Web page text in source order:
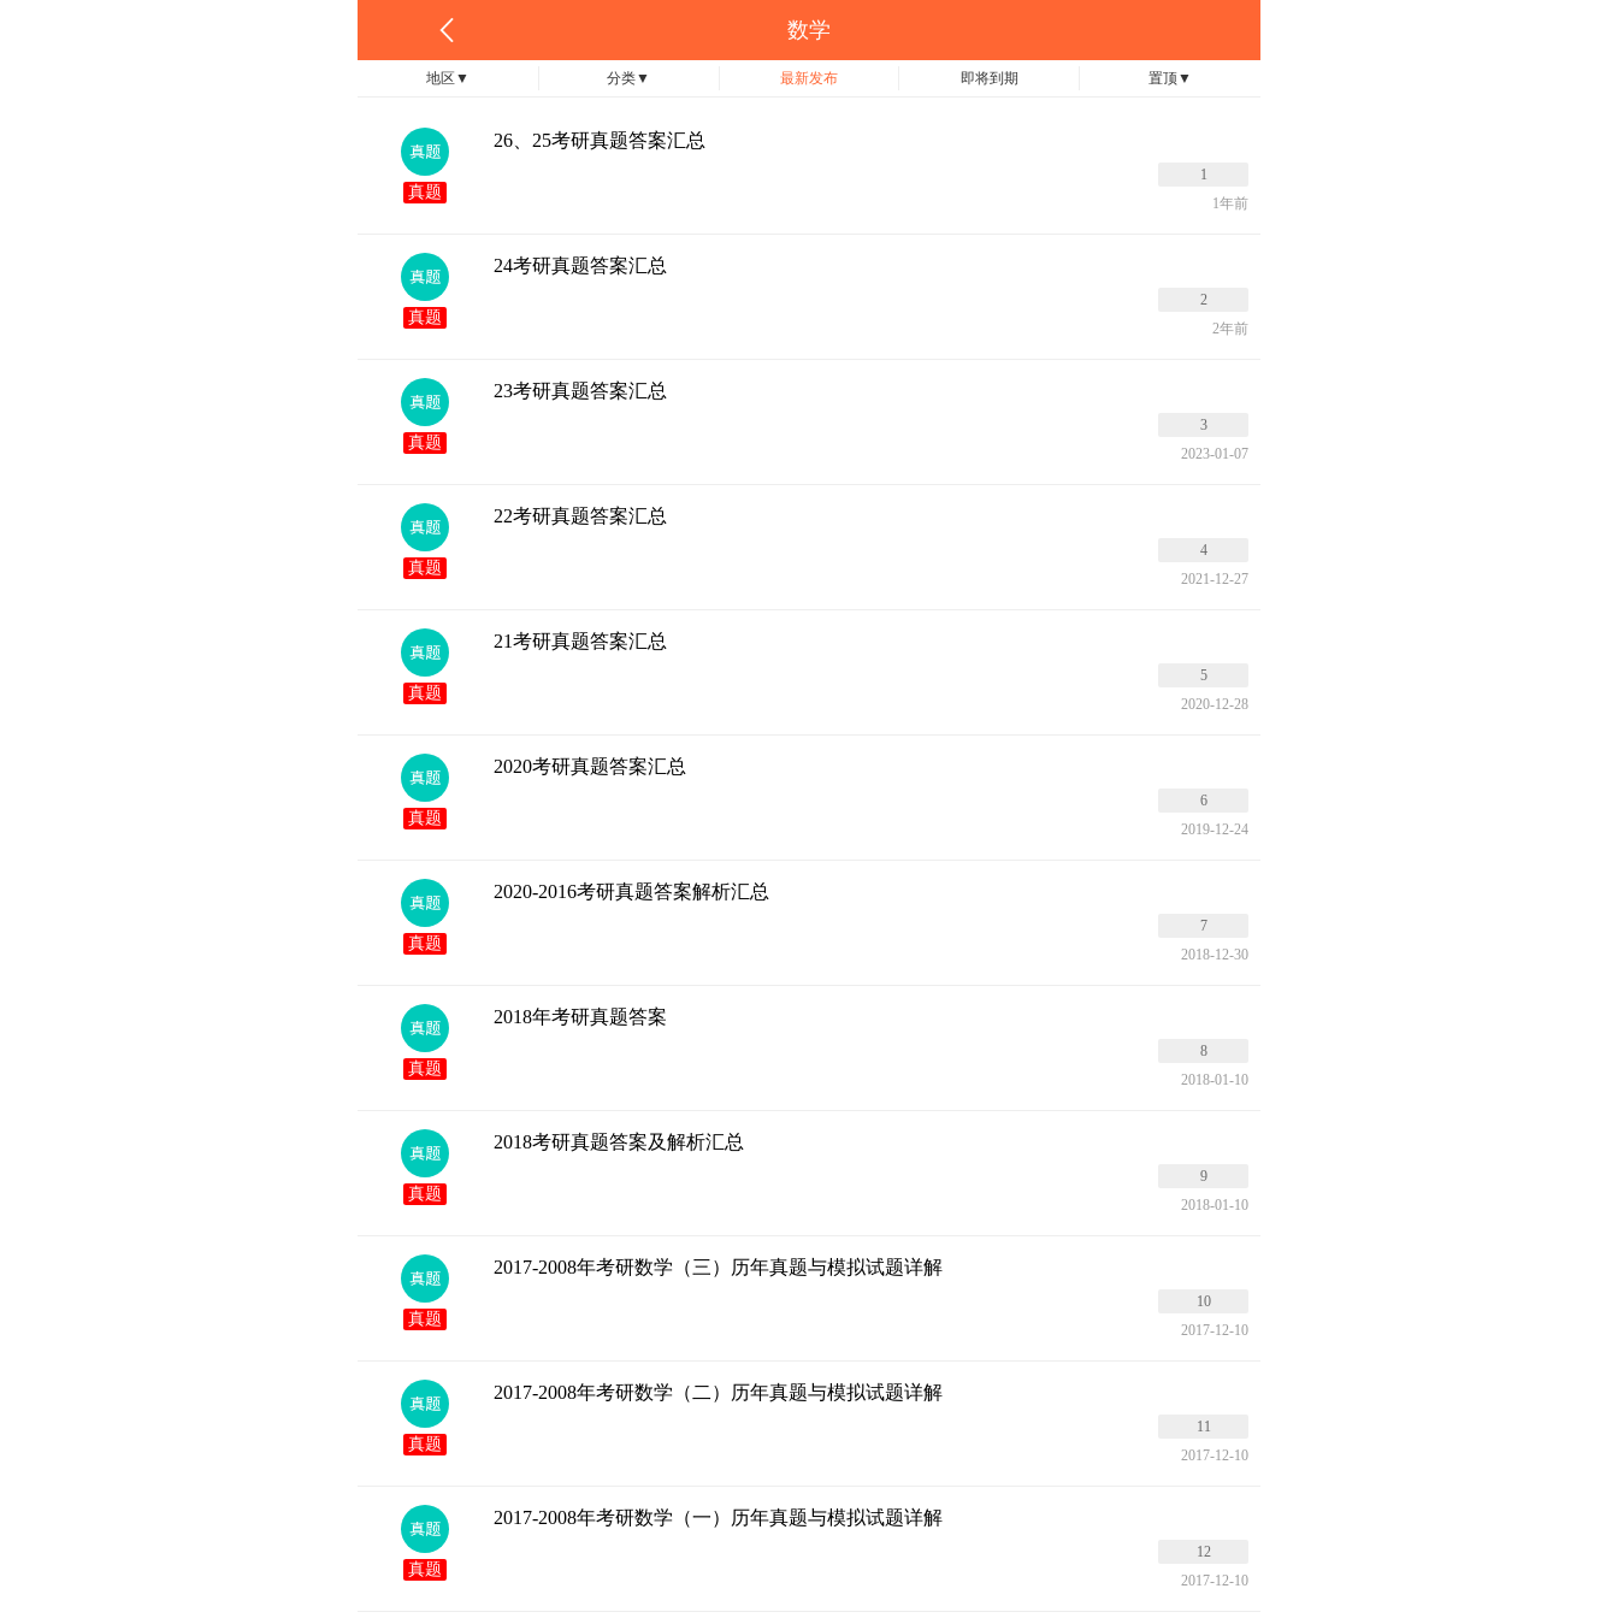
数学
地区 ▼ 分类▼ 最新发布 即将到期 置顶▼
真题
26、25考研真题答案汇总
1
1年前
真题
24考研真题答案汇总
2
2年前
真题
23考研真题答案汇总
3
2023-01-07
真题
22考研真题答案汇总
4
2021-12-27
真题
21考研真题答案汇总
5
2020-12-28
真题
2020考研真题答案汇总
6
2019-12-24
真题
2020-2016考研真题答案解析汇总
7
2018-12-30
真题
2018年考研真题答案
8
2018-01-10
真题
2018考研真题答案及解析汇总
9
2018-01-10
真题
2017-2008年考研数学（三）历年真题与模拟试题详解
10
2017-12-10
真题
2017-2008年考研数学（二）历年真题与模拟试题详解
11
2017-12-10
真题
2017-2008年考研数学（一）历年真题与模拟试题详解
12
2017-12-10